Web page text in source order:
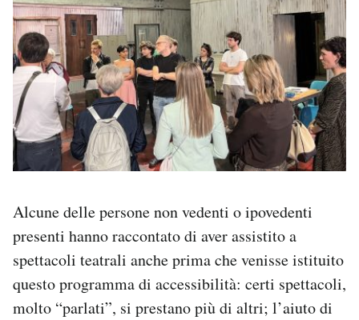
Alcune delle persone non vedenti o ipovedenti
presenti hanno raccontato di aver assistito a
spettacoli teatrali anche prima che venisse istituito
questo programma di accessibilità: certi spettacoli,
molto “parlati”, si prestano più di altri; l’aiuto di